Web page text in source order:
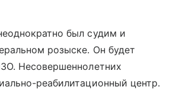
был судим и
розыске. Он будет
Несовершеннолетних
реабилитационный центр.